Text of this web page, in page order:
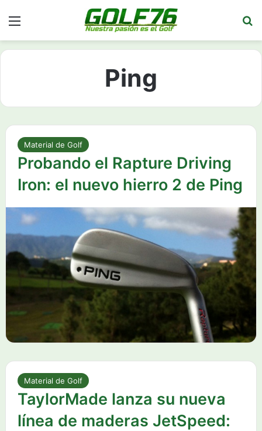
Ping
Material de Golf
Probando el Rapture Driving
Iron: el nuevo hierro 2 de Ping
Material de Golf
TaylorMade lanza su nueva
línea de maderas JetSpeed: